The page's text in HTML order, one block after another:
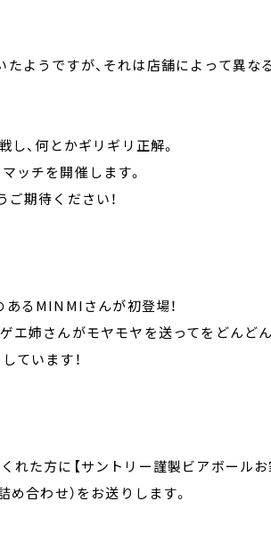
ようですが、それは店舗によって異な
、何とかギリギリ正解。
ッチを開催します。
期待ください！
るMINMIさんが初登場！
エ姉さんがモヤモヤを送ってをどんど
ています！
れた方に【サントリー謹製ビアボールお
合わせ）をお送りします。